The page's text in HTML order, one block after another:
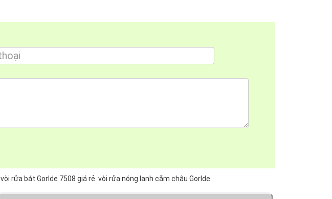
vòi rửa bát Gorlde 7508 giá rẻ vòi rửa nóng lạnh cắm chậu Gorlde